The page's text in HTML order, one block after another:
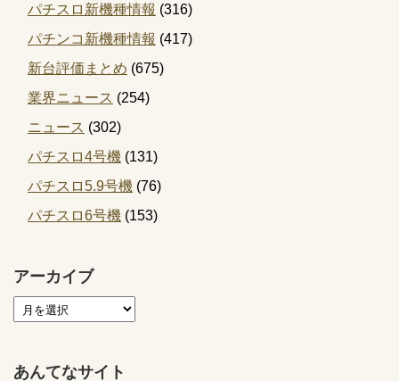
パチスロ新機種情報 (316)
パチンコ新機種情報 (417)
新台評価まとめ (675)
業界ニュース (254)
ニュース (302)
パチスロ4号機 (131)
パチスロ5.9号機 (76)
パチスロ6号機 (153)
アーカイブ
あんてなサイト